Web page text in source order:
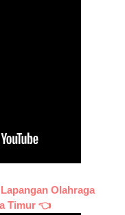
Olahraga
Timur 👈